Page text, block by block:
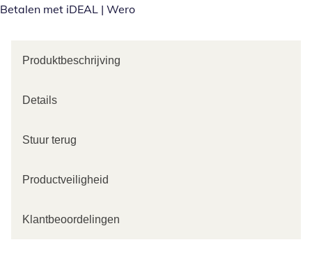
Betalen met iDEAL | Wero
Produktbeschrijving
Details
Stuur terug
Productveiligheid
Klantbeoordelingen